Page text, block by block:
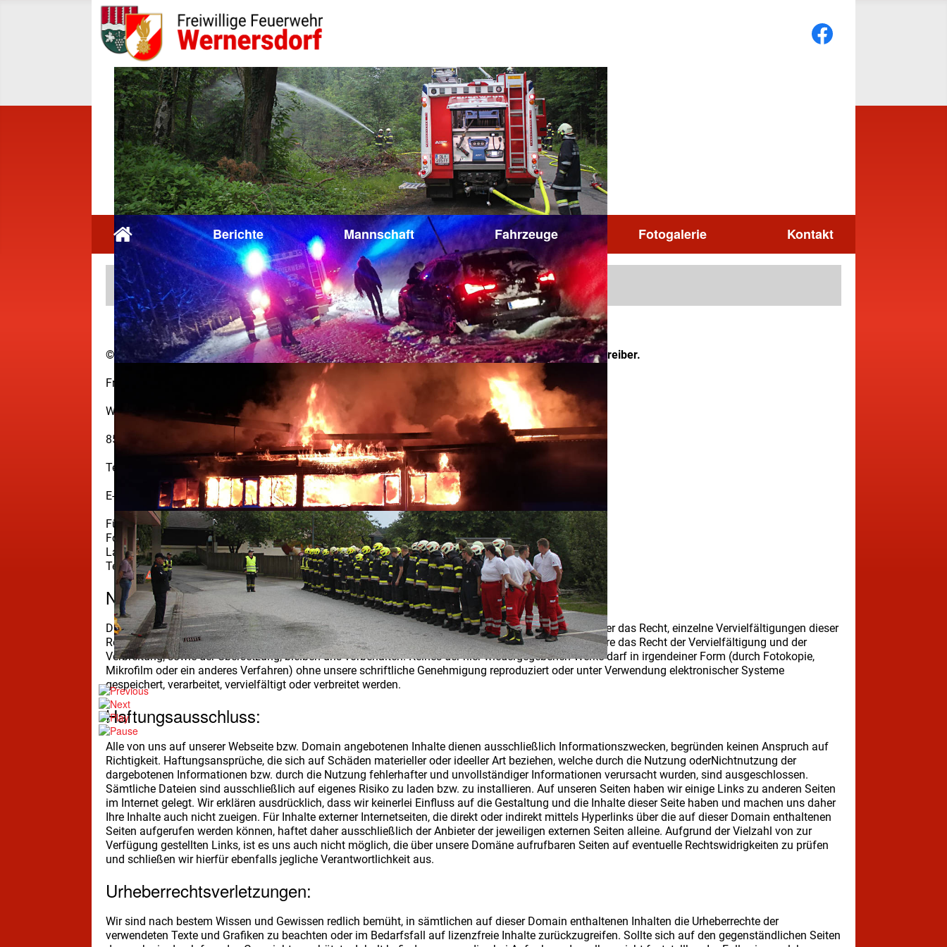
Berichte Mannschaft Fahrzeuge Fotogalerie Kontakt
Impressum
27.01.2022
© 2022 – Diese Webseite wird von folgendem Unternehmen betrieben. Alle Rechte liegen beim Betreiber.
Freiwillige Feuerwehr Wernersdorf
Wernersdorf 54
8551 Wies
Telefon: 06803241593
E-Mail: ffwernersdorf@hotmail.com
Für den Inhalt verantwortlich: FF Wernersdorf
Fotos: FF Wernersdorf
Layout der Website:KREMSER web-design
Technische Umsetzung der Website:
KREMSER web-design
Nutzungsrechte:
Die einzelnen hier wieder gegebenen Beiträge sind urheberrechtlich geschützt. Wir gewähren Ihnen aber das Recht, einzelne Vervielfältigungen dieser
Rechtsartikel zum persönlichen und privaten Gebrauch herzustellen. Alle weiteren Rechte, insbesondere das Recht der Vervielfältigung und der
Verbreitung, sowie der Übersetzung, bleiben uns vorbehalten. Keines der hier wiedergegebenen Werke darf in irgendeiner Form (durch Fotokopie,
Mikrofilm oder ein anderes Verfahren) ohne unsere schriftliche Genehmigung reproduziert oder unter Verwendung elektronischer Systeme
gespeichert, verarbeitet, vervielfältigt oder verbreitet werden.
Haftungsausschluss:
Alle von uns auf unserer Webseite bzw. Domain angebotenen Inhalte dienen ausschließlich Informationszwecken, begründen keinen Anspruch auf
Richtigkeit. Haftungsansprüche, die sich auf Schäden materieller oder ideeller Art beziehen, welche durch die Nutzung oderNichtnutzung der
dargebotenen Informationen bzw. durch die Nutzung fehlerhafter und unvollständiger Informationen verursacht wurden, sind ausgeschlossen.
Sämtliche Dateien sind ausschließlich auf eigenes Risiko zu laden bzw. zu installieren. Auf unseren Seiten haben wir einige Links zu anderen Seiten
im Internet gelegt. Wir erklären ausdrücklich, dass wir keinerlei Einfluss auf die Gestaltung und die Inhalte dieser Seite haben und machen uns daher
Ihre Inhalte auch nicht zueigen. Für Inhalte externer Internetseiten, die direkt oder indirekt mittels Hyperlinks über die auf dieser Domain enthaltenen
Seiten aufgerufen werden können, haftet daher ausschließlich der Anbieter der jeweiligen externen Seiten alleine. Aufgrund der Vielzahl von zur
Verfügung gestellten Links, ist es uns auch nicht möglich, die über unsere Domäne aufrufbaren Seiten auf eventuelle Rechtswidrigkeiten zu prüfen
und schließen wir hierfür ebenfalls jegliche Verantwortlichkeit aus.
Urheberrechtsverletzungen:
Wir sind nach bestem Wissen und Gewissen redlich bemüht, in sämtlichen auf dieser Domain enthaltenen Inhalten die Urheberrechte der
verwendeten Texte und Grafiken zu beachten oder im Bedarfsfall auf lizenzfreie Inhalte zurückzugreifen. Sollte sich auf den gegenständlichen Seiten